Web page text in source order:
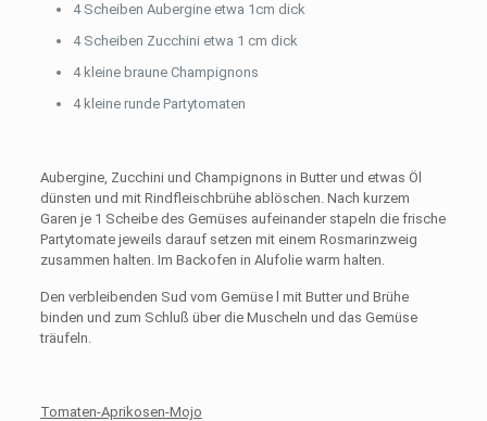
4 Scheiben Aubergine etwa 1cm dick
4 Scheiben Zucchini etwa 1 cm dick
4 kleine braune Champignons
4 kleine runde Partytomaten
Aubergine, Zucchini und Champignons in Butter und etwas Öl
dünsten und mit Rindfleischbrühe ablöschen. Nach kurzem
Garen je 1 Scheibe des Gemüses aufeinander stapeln die frische
Partytomate jeweils darauf setzen mit einem Rosmarinzweig
zusammen halten. Im Backofen in Alufolie warm halten.
Den verbleibenden Sud vom Gemüse l mit Butter und Brühe
binden und zum Schluß über die Muscheln und das Gemüse
träufeln.
Tomaten-Aprikosen-Mojo